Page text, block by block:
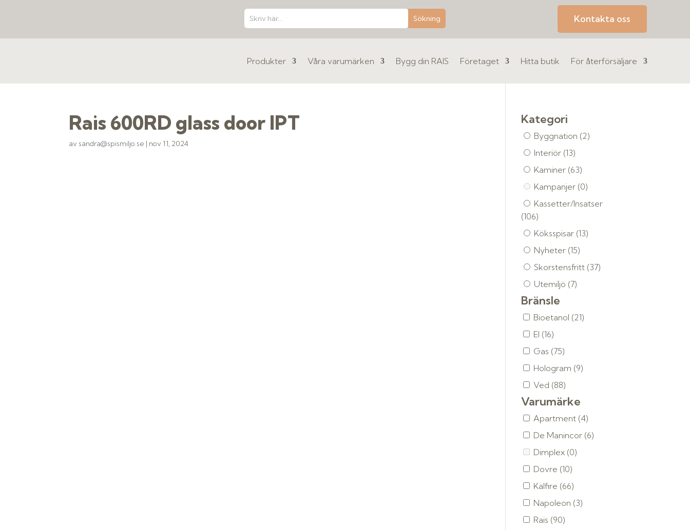
Kontakta oss
Produkter Våra varumärken Bygg din RAIS Företaget Hitta butik För återförsäljare
Rais 600RD glass door IPT
av sandra@spismiljo.se | nov 11, 2024
Kategori
Byggnation (2)
Interiör (13)
Kaminer (63)
Kampanjer (0)
Kassetter/Insatser
(106)
Köksspisar (13)
Nyheter (15)
Skorstensfritt (37)
Utemiljö (7)
Bränsle
Bioetanol (21)
El (16)
Gas (75)
Hologram (9)
Ved (88)
Varumärke
Apartment (4)
De Manincor (6)
Dimplex (0)
Dovre (10)
Kalfire (66)
Napoleon (3)
Rais (90)